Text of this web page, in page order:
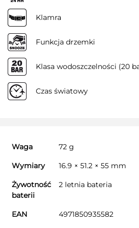
Klamra
Funkcja drzemki
Klasa wodoszczelności (20
Czas światowy
Waga 72 g
Wymiary 16.9 × 51.2 × 55 mm
Żywotność
baterii
2 letnia bateria
EAN 4971850935582